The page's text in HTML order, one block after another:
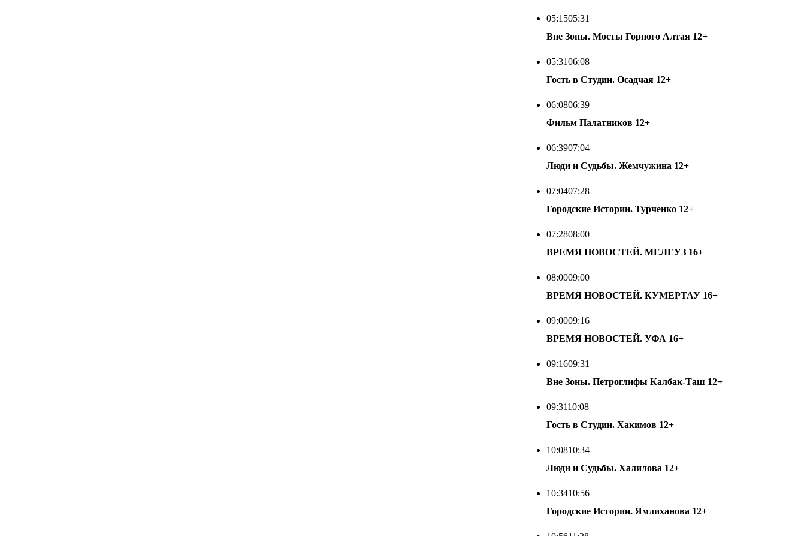
05:1505:31
Вне Зоны. Мосты Горного Алтая 12+
05:3106:08
Гость в Студии. Осадчая 12+
06:0806:39
Фильм Палатников 12+
06:3907:04
Люди и Судьбы. Жемчужина 12+
07:0407:28
Городские Истории. Турченко 12+
07:2808:00
ВРЕМЯ НОВОСТЕЙ. МЕЛЕУЗ 16+
08:0009:00
ВРЕМЯ НОВОСТЕЙ. КУМЕРТАУ 16+
09:0009:16
ВРЕМЯ НОВОСТЕЙ. УФА 16+
09:1609:31
Вне Зоны. Петроглифы Калбак-Таш 12+
09:3110:08
Гость в Студии. Хакимов 12+
10:0810:34
Люди и Судьбы. Халилова 12+
10:3410:56
Городские Истории. Ямлиханова 12+